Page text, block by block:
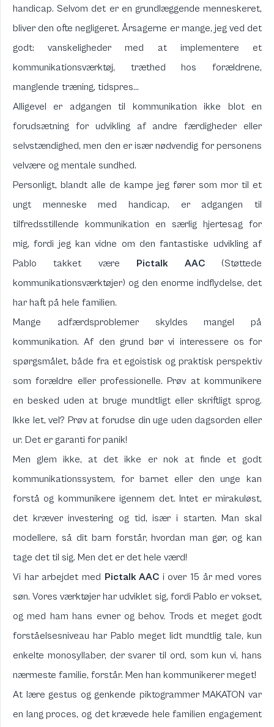
handicap. Selvom det er en grundlæggende menneskeret,
bliver den ofte negligeret. Årsagerne er mange, jeg ved det
godt: vanskeligheder med at implementere et
kommunikationsværktøj, træthed hos forældrene,
manglende træning, tidspres…
Alligevel er adgangen til kommunikation ikke blot en
forudsætning for udvikling af andre færdigheder eller
selvstændighed, men den er især nødvendig for personens
velvære og mentale sundhed.
Personligt, blandt alle de kampe jeg fører som mor til et
ungt menneske med handicap, er adgangen til
tilfredsstillende kommunikation en særlig hjertesag for
mig, fordi jeg kan vidne om den fantastiske udvikling af
Pablo takket være Pictalk AAC(Støttede
kommunikationsværktøjer) og den enorme indflydelse, det
har haft på hele familien.
Mange adfærdsproblemer skyldes mangel på
kommunikation. Af den grund bør vi interessere os for
spørgsmålet, både fra et egoistisk og praktisk perspektiv
som forældre eller professionelle. Prøv at kommunikere
en besked uden at bruge mundtligt eller skriftligt sprog.
Ikke let, vel? Prøv at forudse din uge uden dagsorden eller
ur. Det er garanti for panik!
Men glem ikke, at det ikke er nok at finde et godt
kommunikationssystem, for barnet eller den unge kan
forstå og kommunikere igennem det. Intet er mirakuløst,
det kræver investering og tid, især i starten. Man skal
modellere, så dit barn forstår, hvordan man gør, og kan
tage det til sig. Men det er det hele værd!
Vi har arbejdet med Pictalk AAC i over 15 år med vores
søn. Vores værktøjer har udviklet sig, fordi Pablo er vokset,
og med ham hans evner og behov. Trods et meget godt
forståelsesniveau har Pablo meget lidt mundtlig tale, kun
enkelte monosyllaber, der svarer til ord, som kun vi, hans
nærmeste familie, forstår. Men han kommunikerer meget!
At lære gestus og genkende piktogrammerMAKATON var
en lang proces, og det krævede hele familien engagement